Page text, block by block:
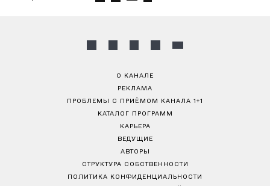
О КАНАЛЕ
РЕКЛАМА
ПРОБЛЕМЫ С ПРИЁМОМ КАНАЛА 1+1
КАТАЛОГ ПРОГРАММ
КАРЬЕРА
ВЕДУЩИЕ
АВТОРЫ
СТРУКТУРА СОБСТВЕННОСТИ
ПОЛИТИКА КОНФИДЕНЦИАЛЬНОСТИ